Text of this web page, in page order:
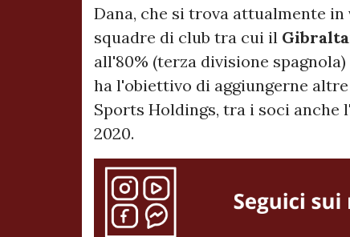
Dana, che si trova attualmente in
squadre di club tra cui il
all'80% (terza divisione
ha l'obiettivo di aggiungerne
Sports Holdings, tra i soci anche
2020.